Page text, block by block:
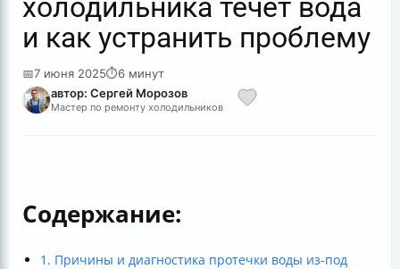
холодильника течет вода
и как устранить проблему
📅7 июня 2025⏱6 минут
автор: Сергей Морозов
Мастер по ремонту холодильников
Содержание:
1. Причины и диагностика протечки воды из-под